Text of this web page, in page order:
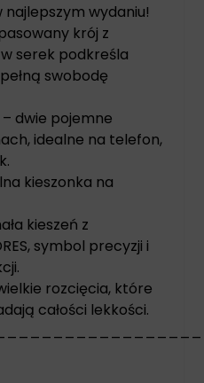
najlepszym wydaniu!
krój z
serek podkreśla
swobodę
dwie pojemne
idealne na telefon,
kieszonka na
kieszeń z
symbol precyzji i
rozcięcia, które
całości lekkości.